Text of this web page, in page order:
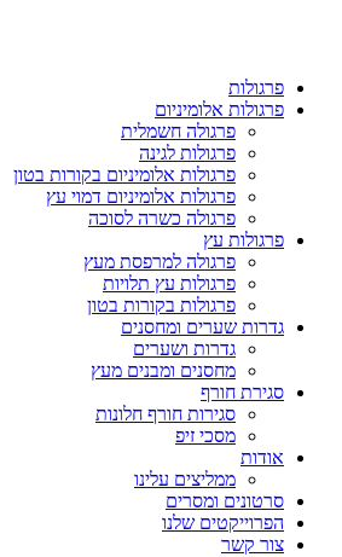
פרגולות
פרגולות אלומיניום
פרגולה חשמלית
פרגולות לגינה
פרגולות אלומיניום בקורות בטון
פרגולות אלומיניום דמוי עץ
פרגולה כשרה לסוכה
פרגולות עץ
פרגולה למרפסת מעץ
פרגולות עץ תלויות
פרגולות בקורות בטון
גדרות שערים ומחסנים
גדרות ושערים
מחסנים ומבנים מעץ
סגירת חורף
סגירות חורף חלונות
מסכי זיפ
אודות
ממליצים עלינו
סרטונים ומסרים
הפרוייקטים שלנו
צור קשר